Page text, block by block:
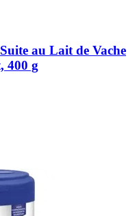
au Lait de Vache
400 g